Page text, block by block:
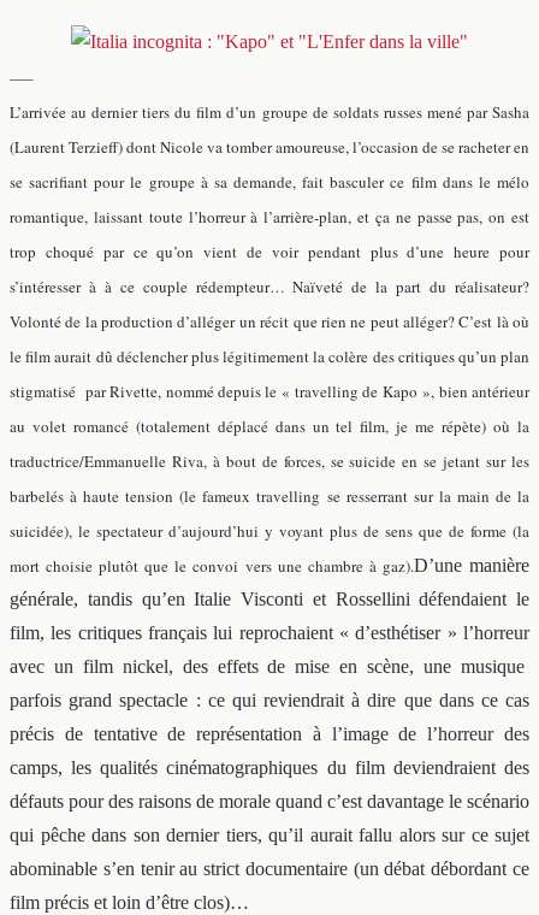
—–
L’arrivée au dernier tiers du film d’un groupe de soldats russes mené par Sasha
(Laurent Terzieff) dont Nicole va tomber amoureuse, l’occasion de se racheter en
se sacrifiant pour le groupe à sa demande, fait basculer ce film dans le mélo
romantique, laissant toute l’horreur à l’arrière-plan, et ça ne passe pas, on est
trop choqué par ce qu’on vient de voir pendant plus d’une heure pour
s’intéresser à à ce couple rédempteur… Naïveté de la part du réalisateur?
Volonté de la production d’alléger un récit que rien ne peut alléger? C’est là où
le film aurait dû déclencher plus légitimement la colère des critiques qu’un plan
stigmatisé par Rivette, nommé depuis le « travelling de Kapo », bien antérieur
au volet romancé (totalement déplacé dans un tel film, je me répète) où la
traductrice/Emmanuelle Riva, à bout de forces, se suicide en se jetant sur les
barbelés à haute tension (le fameux travelling se resserrant sur la main de la
suicidée), le spectateur d’aujourd’hui y voyant plus de sens que de forme (la
mort choisie plutôt que le convoi vers une chambre à gaz).D’une manière
générale, tandis qu’en Italie Visconti et Rossellini défendaient le
film, les critiques français lui reprochaient « d’esthétiser » l’horreur
avec un film nickel, des effets de mise en scène, une musique
parfois grand spectacle : ce qui reviendrait à dire que dans ce cas
précis de tentative de représentation à l’image de l’horreur des
camps, les qualités cinématographiques du film deviendraient des
défauts pour des raisons de morale quand c’est davantage le scénario
qui pêche dans son dernier tiers, qu’il aurait fallu alors sur ce sujet
abominable s’en tenir au strict documentaire (un débat débordant ce
film précis et loin d’être clos)…